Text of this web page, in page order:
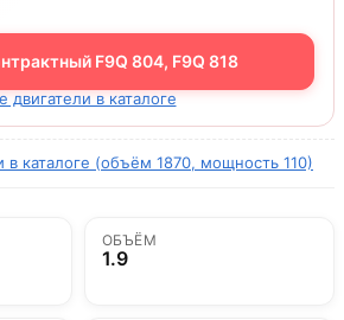
F9Q 804, F9Q 818
двигатели в каталоге
в каталоге (объём 1870, мощность 110)
ОБЪЁМ
1.9